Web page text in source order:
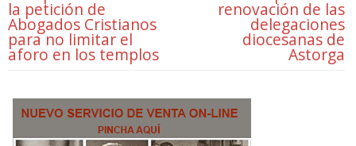
la petición de
Abogados Cristianos
para no limitar el
aforo en los templos
renovación de las
delegaciones
diocesanas de
Astorga